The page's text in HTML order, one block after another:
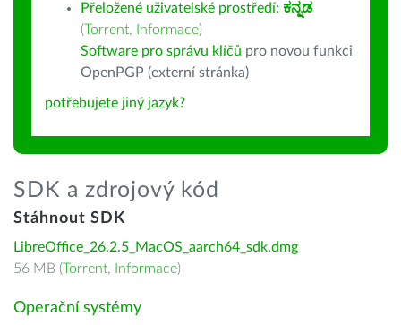
Přeložené uživatelské prostředí: ಕನ್ನಡ
(Torrent, Informace)
Software pro správu klíčů pro novou funkci
OpenPGP (externí stránka)
potřebujete jiný jazyk?
SDK a zdrojový kód
Stáhnout SDK
LibreOffice_26.2.5_MacOS_aarch64_sdk.dmg
56 MB (Torrent, Informace)
Operační systémy